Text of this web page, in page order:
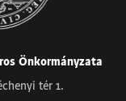
Önkormányzata
tér 1.